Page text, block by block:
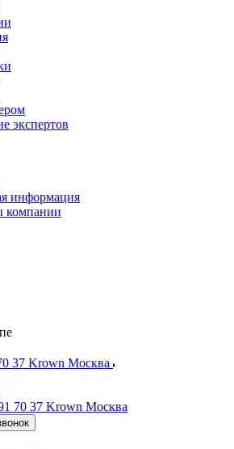
экспертов
информация
компании
37 Krown Москва
70 37 Krown Москва